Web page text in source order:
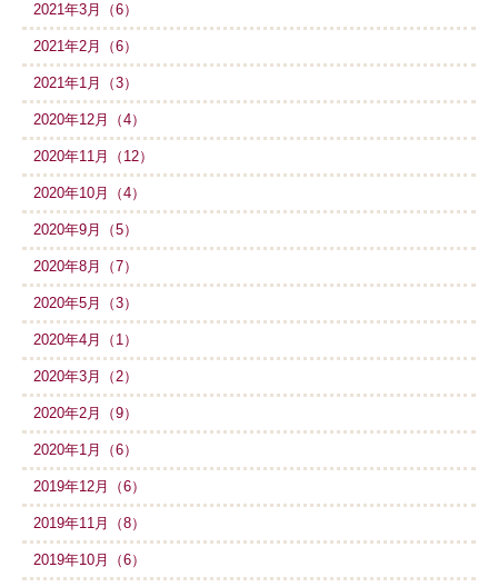
2021年3月（6）
2021年2月（6）
2021年1月（3）
2020年12月（4）
2020年11月（12）
2020年10月（4）
2020年9月（5）
2020年8月（7）
2020年5月（3）
2020年4月（1）
2020年3月（2）
2020年2月（9）
2020年1月（6）
2019年12月（6）
2019年11月（8）
2019年10月（6）